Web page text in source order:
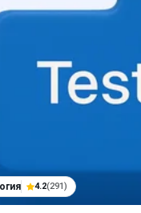
4.2(291)